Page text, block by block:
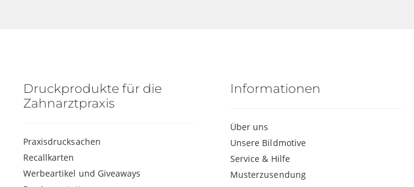
Druckprodukte für die
Zahnarztpraxis
Praxisdrucksachen
Recallkarten
Werbeartikel und Giveaways
Informationen
Über uns
Unsere Bildmotive
Service & Hilfe
Musterzusendung